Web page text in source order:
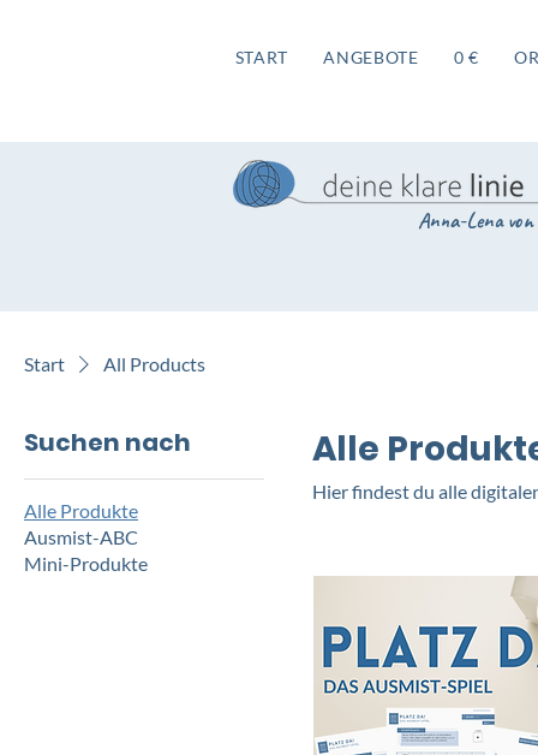
START ANGEBOTE 0 €
Anna-Lena
Start All Products
Suchen nach
Alle Produkte
Ausmist-ABC
Mini-Produkte
Alle
Hier findest du alle